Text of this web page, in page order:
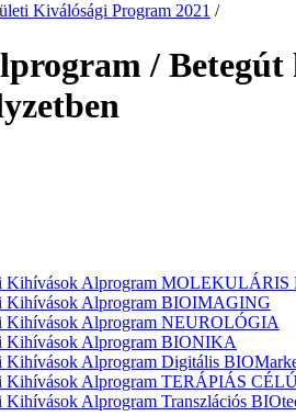
Kiválósági Program 2021 /
/
Kihívások Alprogram
Kihívások Alprogram BIOIMAGING
Kihívások Alprogram NEUROLÓGIA
Kihívások Alprogram BIONIKA
Kihívások Alprogram Digitális
Kihívások Alprogram TERÁPIÁS
Alprogram Transzlációs